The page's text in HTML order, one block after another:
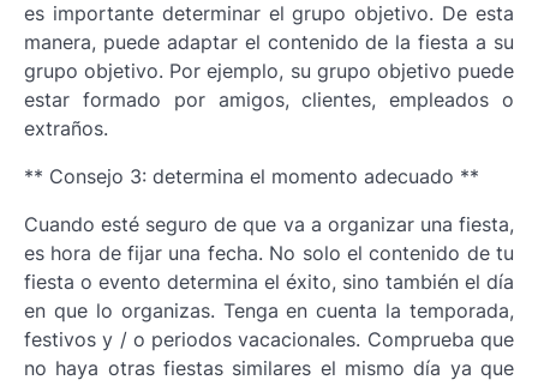
es importante determinar el grupo objetivo. De esta
manera, puede adaptar el contenido de la fiesta a su
grupo objetivo. Por ejemplo, su grupo objetivo puede
estar formado por amigos, clientes, empleados o
extraños.
** Consejo 3: determina el momento adecuado **
Cuando esté seguro de que va a organizar una fiesta,
es hora de fijar una fecha. No solo el contenido de tu
fiesta o evento determina el éxito, sino también el día
en que lo organizas. Tenga en cuenta la temporada,
festivos y / o periodos vacacionales. Comprueba que
no haya otras fiestas similares el mismo día ya que